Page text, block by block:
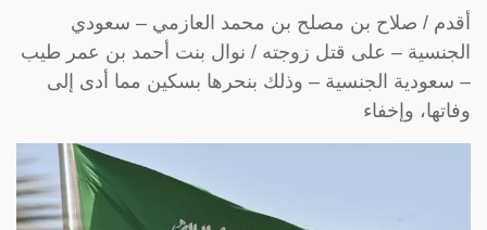
أقدم / صلاح بن مصلح بن محمد العازمي – سعودي
الجنسية – على قتل زوجته / نوال بنت أحمد بن عمر طيب
– سعودية الجنسية – وذلك بنحرها بسكين مما أدى إلى
وفاتها، وإخفاء